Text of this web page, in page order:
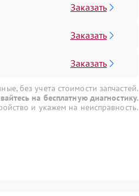
Заказать
Заказать
Заказать
без учета стоимости запчастей.
на бесплатную диагностику.
и укажем на неисправность.